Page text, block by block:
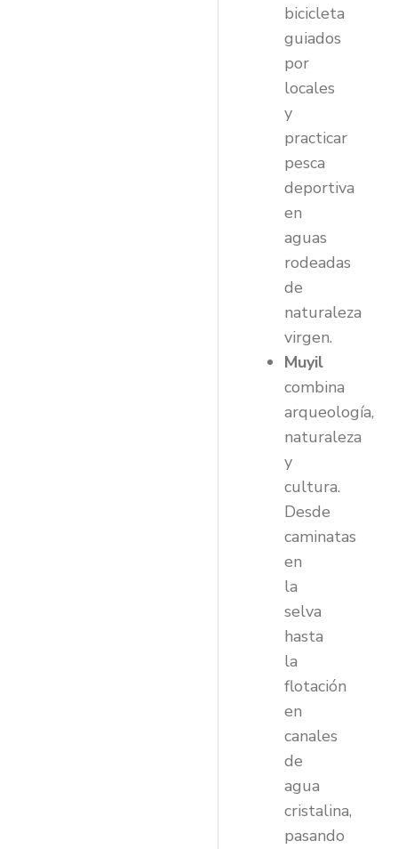
bicicleta
guiados
por
locales
y
practicar
pesca
deportiva
en
aguas
rodeadas
de
naturaleza
virgen.
Muyil
combina
arqueología,
naturaleza
y
cultura.
Desde
caminatas
en
la
selva
hasta
la
flotación
en
canales
de
agua
cristalina,
pasando